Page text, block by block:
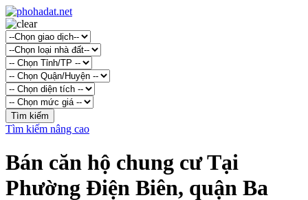
Tìm kiếm nâng cao
Bán căn hộ chung cư Tại
Phường Điện Biên, quận Ba